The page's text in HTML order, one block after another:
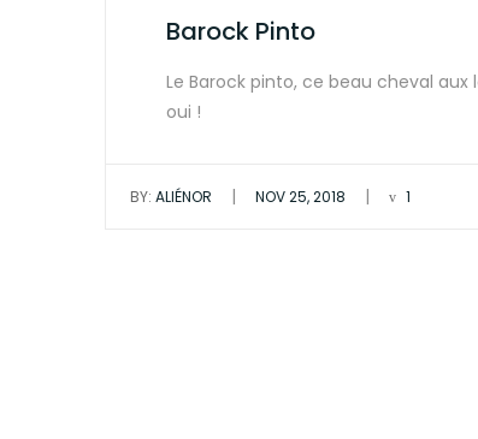
Barock Pinto
Le Barock pinto, ce beau cheval aux
oui !
BY: ALIÉNOR | NOV 25, 2018 | 1